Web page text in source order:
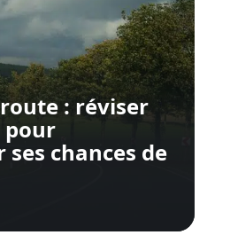
: réviser
pour
chances de